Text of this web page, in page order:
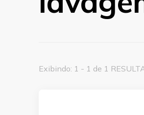
Exibindo: 1 - 1 de 1